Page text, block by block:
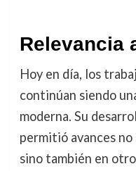
Relevancia
Hoy en día, los
continúan siendo
moderna. Su
permitió avances
sino también en